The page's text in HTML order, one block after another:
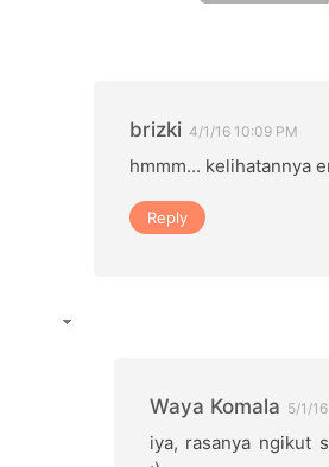
brizki 4/1/16 10:09 PM
hmmm... kelihatannya
Reply
Waya Komala 5/1/
iya, rasanya ngikut